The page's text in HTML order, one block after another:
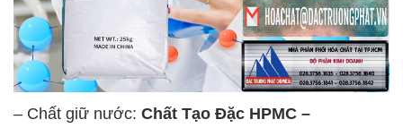
– Chất giữ nước: Chất Tạo Đặc HPMC –